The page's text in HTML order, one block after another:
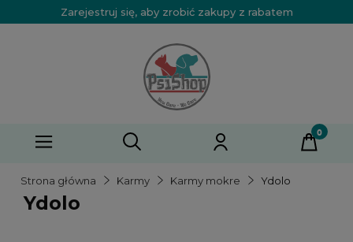
Zarejestruj się, aby zrobić zakupy z rabatem
Strona główna Karmy Karmy mokre Ydolo
Ydolo